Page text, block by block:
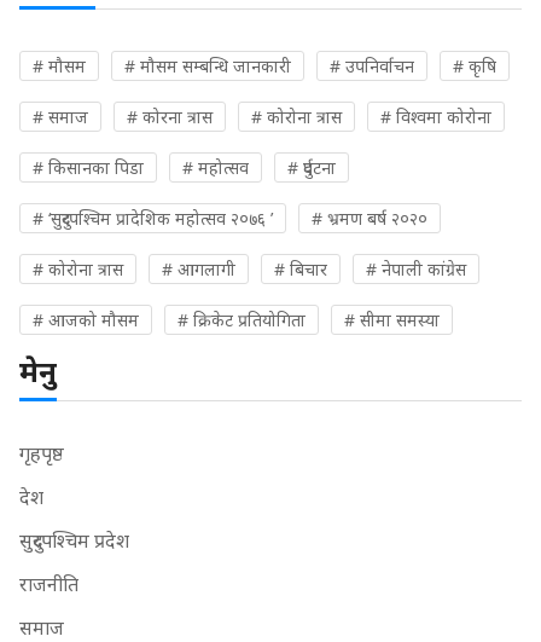
# मौसम # मौसम सम्बन्धि जानकारी # उपनिर्वाचन # कृषि
# समाज # कोरना त्रास # कोरोना त्रास # विश्वमा कोरोना
# किसानका पिडा # महोत्सव # दुर्घटना
# ‘सुदुरपश्चिम प्रादेशिक महोत्सव २०७६ ’ # भ्रमण बर्ष २०२०
# कोरोना त्रास # आगलागी # बिचार # नेपाली कांग्रेस
# आजको मौसम # क्रिकेट प्रतियोगिता # सीमा समस्या
मेनु
गृहपृष्ठ
देश
सुदुरपश्चिम प्रदेश
राजनीति
समाज